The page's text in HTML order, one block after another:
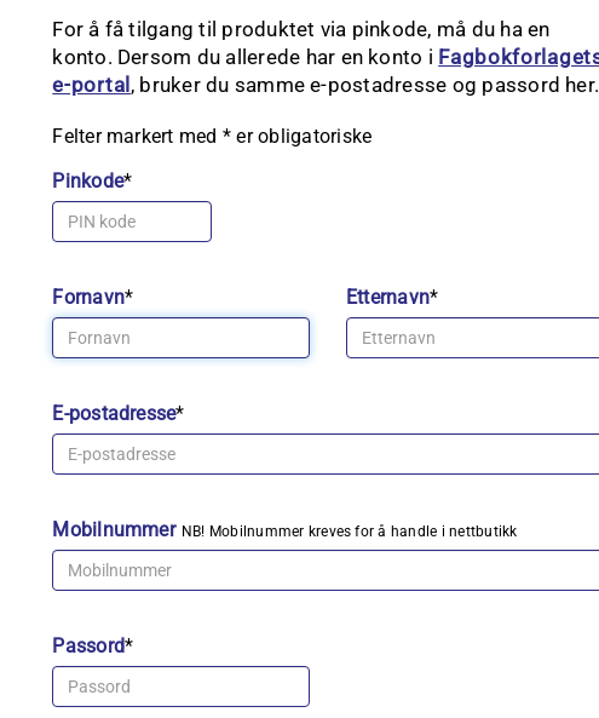
For å få tilgang til produktet via pinkode, må du ha en
konto. Dersom du allerede har en konto i
e‑portal, bruker du samme e-postadresse og passord her.
Felter markert med * er obligatoriske
Pinkode*
Fornavn* Etternavn*
E-postadresse*
Mobilnummer NB! Mobilnummer kreves for å handle i nettbutikk
Passord*